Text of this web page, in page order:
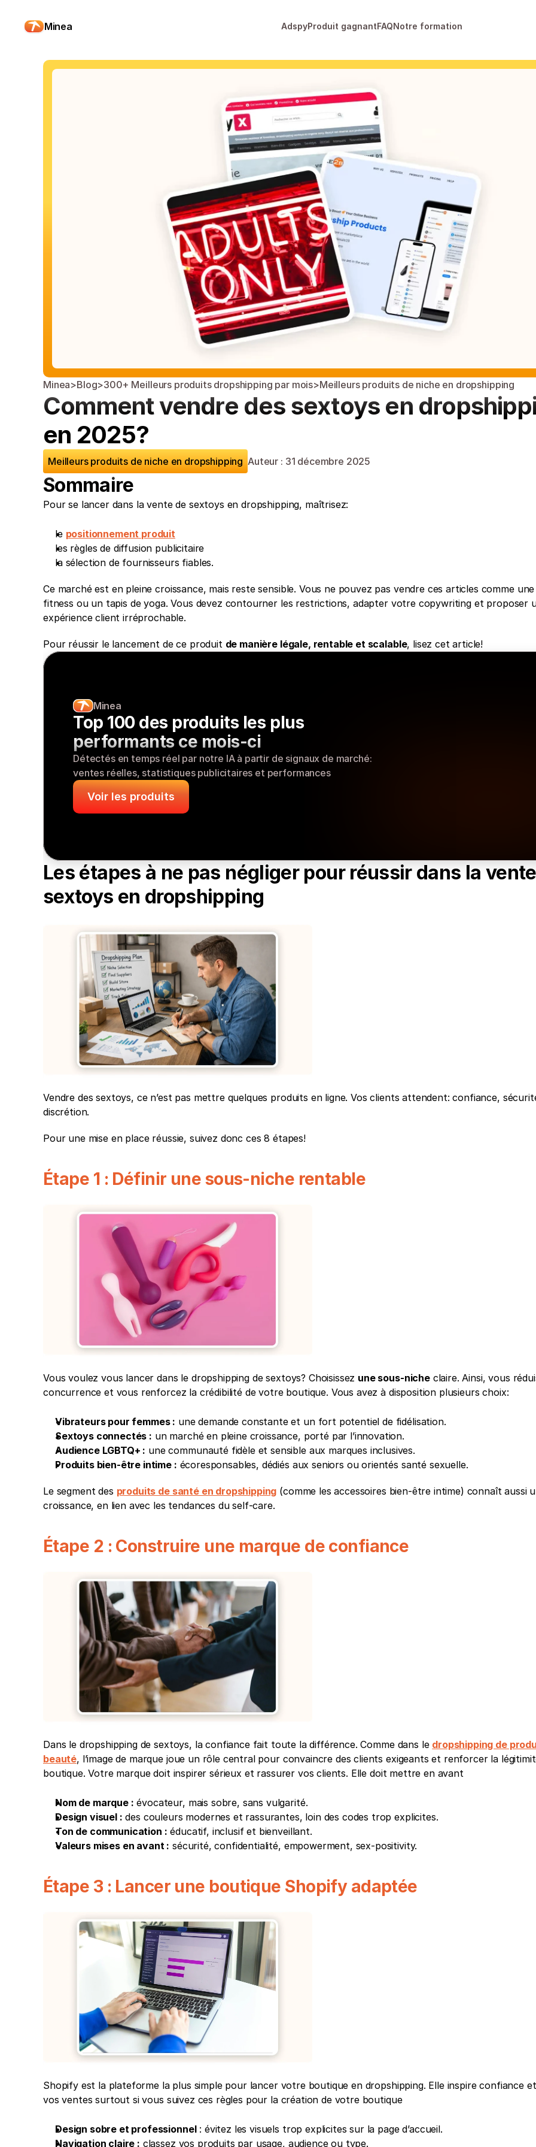
Minea AdspyProduit gagnantFAQNotre formation
Minea>Blog>300+ Meilleurs produits dropshipping par mois>Meilleurs produits de niche en dropshipping
Comment vendre des sextoys en
en 2025?
Meilleurs produits de niche en dropshipping Auteur : 31 décembre 2025
Sommaire
Pour se lancer dans la vente de sextoys en dropshipping, maîtrisez:
le positionnement produit
les règles de diffusion publicitaire
la sélection de fournisseurs fiables.
Ce marché est en pleine croissance, mais reste sensible. Vous ne pouvez pas vendre ces articles comme
fitness ou un tapis de yoga. Vous devez contourner les restrictions, adapter votre copywriting et proposer
expérience client irréprochable.
Pour réussir le lancement de ce produit de manière légale, rentable et scalable, lisez cet article!
Minea
Top 100 des produits les plus
performants ce mois-ci
Détectés en temps réel par notre IA à partir de signaux de marché:
ventes réelles, statistiques publicitaires et performances
Voir les produits
Les étapes à ne pas négliger pour réussir dans la
sextoys en dropshipping
Vendre des sextoys, ce n’est pas mettre quelques produits en ligne. Vos clients attendent: confiance,
discrétion.
Pour une mise en place réussie, suivez donc ces 8 étapes!
Étape 1 : Définir une sous-niche rentable
Vous voulez vous lancer dans le dropshipping de sextoys? Choisissez une sous-niche claire. Ainsi, vous
concurrence et vous renforcez la crédibilité de votre boutique. Vous avez à disposition plusieurs choix:
Vibrateurs pour femmes : une demande constante et un fort potentiel de fidélisation.
Sextoys connectés : un marché en pleine croissance, porté par l’innovation.
Audience LGBTQ+ : une communauté fidèle et sensible aux marques inclusives.
Produits bien-être intime : écoresponsables, dédiés aux seniors ou orientés santé sexuelle.
Le segment des produits de santé en dropshipping (comme les accessoires bien-être intime) connaît aussi
croissance, en lien avec les tendances du self-care.
Étape 2 : Construire une marque de confiance
Dans le dropshipping de sextoys, la confiance fait toute la différence. Comme dans le dropshipping de
beauté, l’image de marque joue un rôle central pour convaincre des clients exigeants et renforcer la
boutique. Votre marque doit inspirer sérieux et rassurer vos clients. Elle doit mettre en avant
Nom de marque : évocateur, mais sobre, sans vulgarité.
Design visuel : des couleurs modernes et rassurantes, loin des codes trop explicites.
Ton de communication : éducatif, inclusif et bienveillant.
Valeurs mises en avant : sécurité, confidentialité, empowerment, sex-positivity.
Étape 3 : Lancer une boutique Shopify adaptée
Shopify est la plateforme la plus simple pour lancer votre boutique en dropshipping. Elle inspire confiance
vos ventes surtout si vous suivez ces règles pour la création de votre boutique
Design sobre et professionnel : évitez les visuels trop explicites sur la page d’accueil.
Navigation claire : classez vos produits par usage, audience ou type.